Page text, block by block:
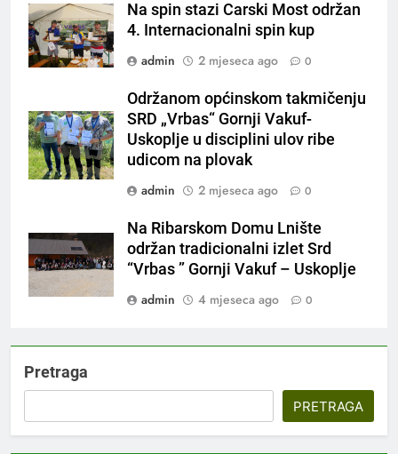
Na spin stazi Carski Most održan
4. Internacionalni spin kup
admin
2 mjeseca ago 0
Održanom općinskom takmičenju
SRD „Vrbas“ Gornji Vakuf-
Uskoplje u disciplini ulov ribe
udicom na plovak
admin
2 mjeseca ago 0
Na Ribarskom Domu Lnište
održan tradicionalni izlet Srd
“Vrbas ” Gornji Vakuf – Uskoplje
admin
4 mjeseca ago 0
Pretraga
PRETRAGA